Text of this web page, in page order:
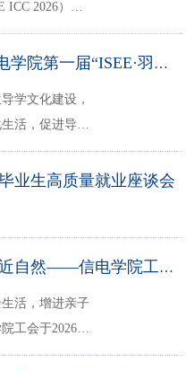
长...
ICC 2026）在
会上，我院张
级博士生王梓
活力信电 | 信电学院第一届“ISEE·羽你同行”师生羽毛球团体赛圆满落幕
学文化建设，
活，促进导师
互动，浙江大
院第一届
业生高质量就业座谈会
童心同行，亲近自然——信电学院工会举办亲子活动
活，增进亲子
工会于2026年
行·亲近自然”亲